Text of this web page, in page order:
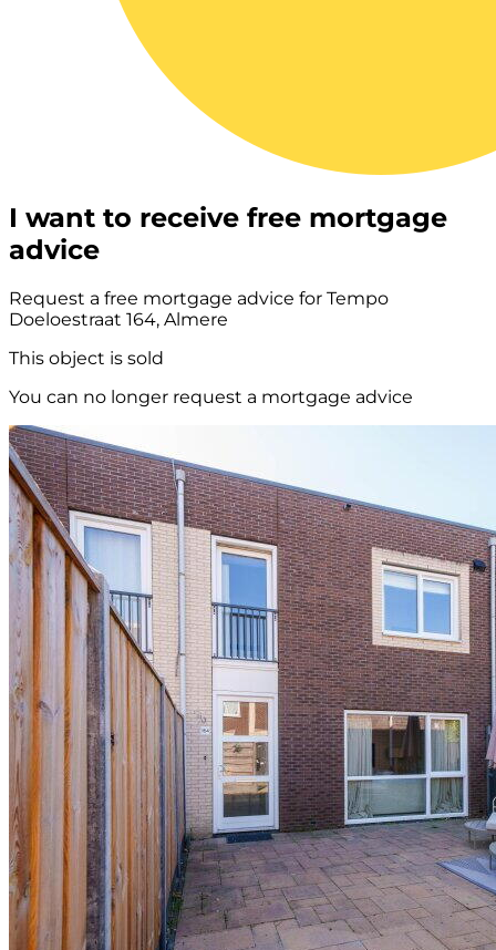
I want to receive free mortgage
advice
Request a free mortgage advice for Tempo
Doeloestraat 164, Almere
This object is sold
You can no longer request a mortgage advice